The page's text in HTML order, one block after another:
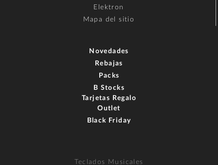
Elektron
Mapa del sitio
Novedades
Rebajas
Packs
B Stocks
Tarjetas Regalo
Outlet
Black Friday
Teclados Musicales